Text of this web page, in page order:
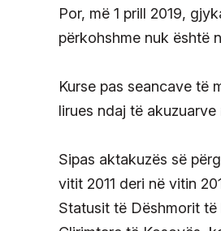
Por, më 1 prill 2019,
përkohshme nuk është
Kurse pas seancave të
lirues ndaj të akuzuarve
Sipas aktakuzës së
vitit 2011 deri në vitin
Statusit të Dëshmorit